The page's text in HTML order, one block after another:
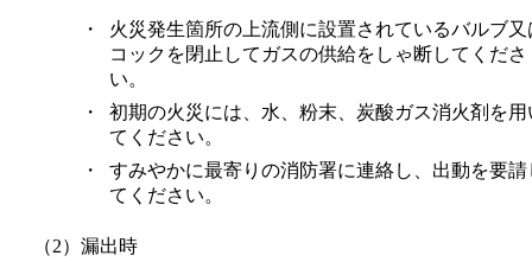
・
火災発生箇所の上流側に設置されているバルブ又
コックを閉止してガスの供給をしゃ断してくださ
い。
・
初期の火災には、水、粉末、炭酸ガス消火剤を用
てください。
・
すみやかに最寄りの消防署に連絡し、出動を要請
てください。
（2）漏出時